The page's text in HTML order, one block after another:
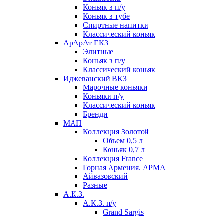
Коньяк в п/у
Коньяк в тубе
Спиртные напитки
Классический коньяк
АрАрАт ЕКЗ
Элитные
Коньяк в п/у
Классический коньяк
Иджеванский ВКЗ
Марочные коньяки
Коньяки п/у
Классический коньяк
Бренди
МАП
Коллекция Золотой
Объем 0,5 л
Коньяк 0,7 л
Коллекция France
Горная Армения. АРМА
Айвазовский
Разные
А.К.З.
А.К.З. п/у
Grand Sargis